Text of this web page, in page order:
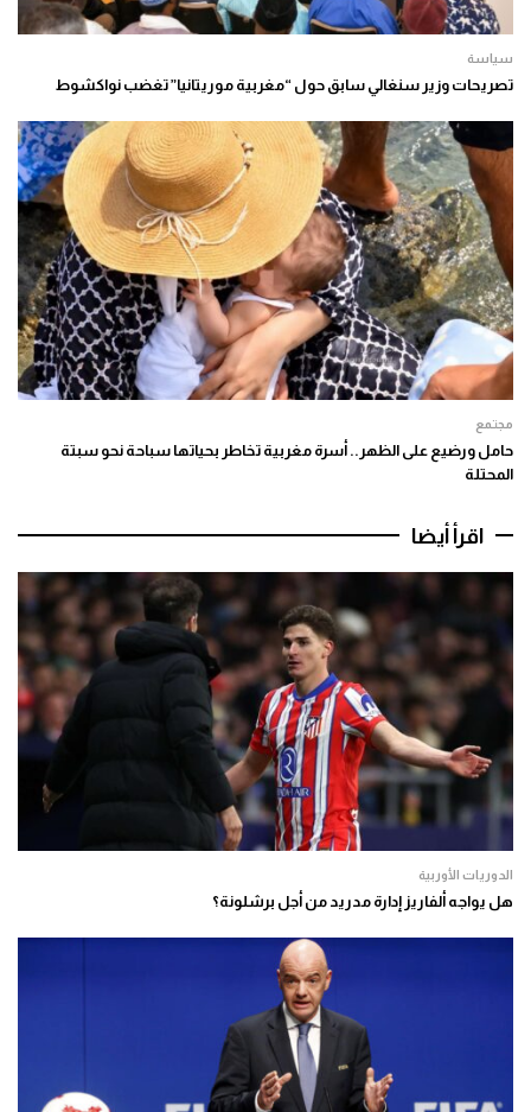
سياسة
تصريحات وزير سنغالي سابق حول “مغربية موريتانيا” تغضب نواكشوط
مجتمع
حامل ورضيع على الظهر.. أسرة مغربية تخاطر بحياتها سباحة نحو سبتة
المحتلة
اقرأ أيضا
الدوريات الأوربية
هل يواجه ألفاريز إدارة مدريد من أجل برشلونة؟